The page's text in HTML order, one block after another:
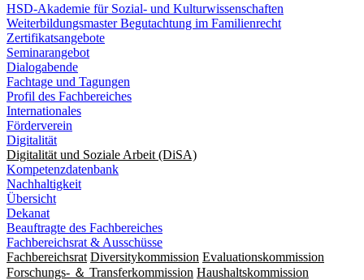
HSD-Akademie für Sozial- und Kulturwissenschaften
Weiterbildungsmaster Begutachtung im Familienrecht
Zertifikatsangebote
Seminarangebot
Dialogabende
Fachtage und Tagungen
Profil des Fachbereiches
Internationales
Förderverein
Digitalität
Digitalität und Soziale Arbeit (DiSA)
Kompetenzdatenbank
Nachhaltigkeit
Übersicht
Dekanat
Beauftragte des Fachbereiches
Fachbereichsrat & Ausschüsse
Fachbereichsrat Diversitykommission Evaluationskommission
Forschungs- ＆ Transferkommission Haushaltskommission